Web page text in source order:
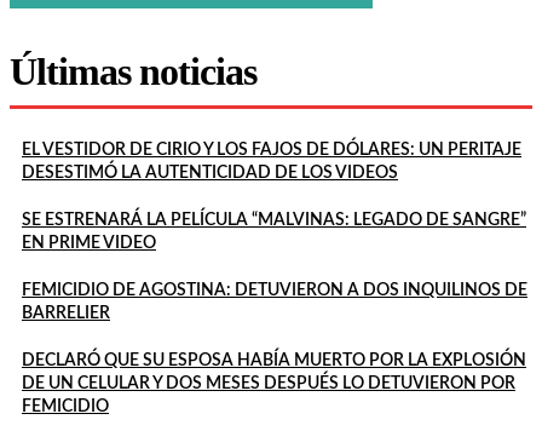
Últimas noticias
EL VESTIDOR DE CIRIO Y LOS FAJOS DE DÓLARES: UN PERITAJE
DESESTIMÓ LA AUTENTICIDAD DE LOS VIDEOS
SE ESTRENARÁ LA PELÍCULA “MALVINAS: LEGADO DE SANGRE”
EN PRIME VIDEO
FEMICIDIO DE AGOSTINA: DETUVIERON A DOS INQUILINOS DE
BARRELIER
DECLARÓ QUE SU ESPOSA HABÍA MUERTO POR LA EXPLOSIÓN
DE UN CELULAR Y DOS MESES DESPUÉS LO DETUVIERON POR
FEMICIDIO